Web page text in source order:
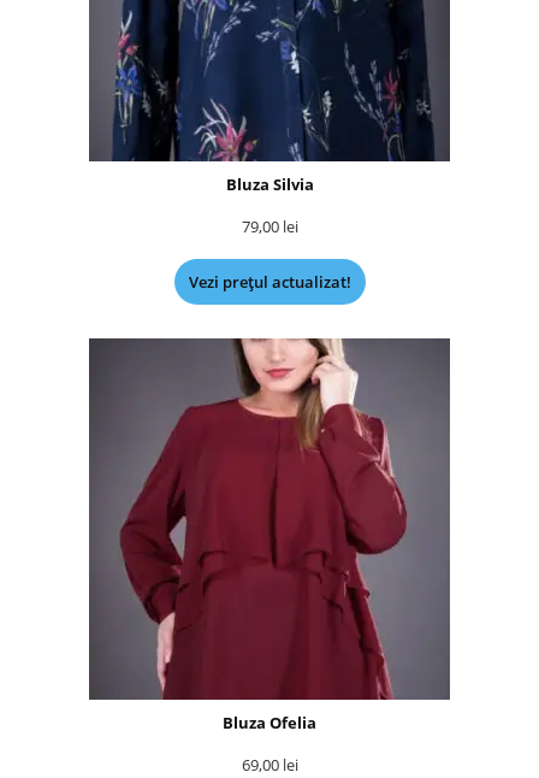
Bluza Silvia
79,00 lei
Vezi prețul actualizat!
Bluza Ofelia
69,00 lei